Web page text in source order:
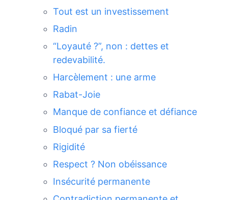
Tout est un investissement
Radin
“Loyauté ?”, non : dettes et
redevabilité.
Harcèlement : une arme
Rabat-Joie
Manque de confiance et défiance
Bloqué par sa fierté
Rigidité
Respect ? Non obéissance
Insécurité permanente